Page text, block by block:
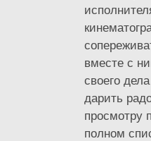
вместе с
своего
дарить
просмотру
полном